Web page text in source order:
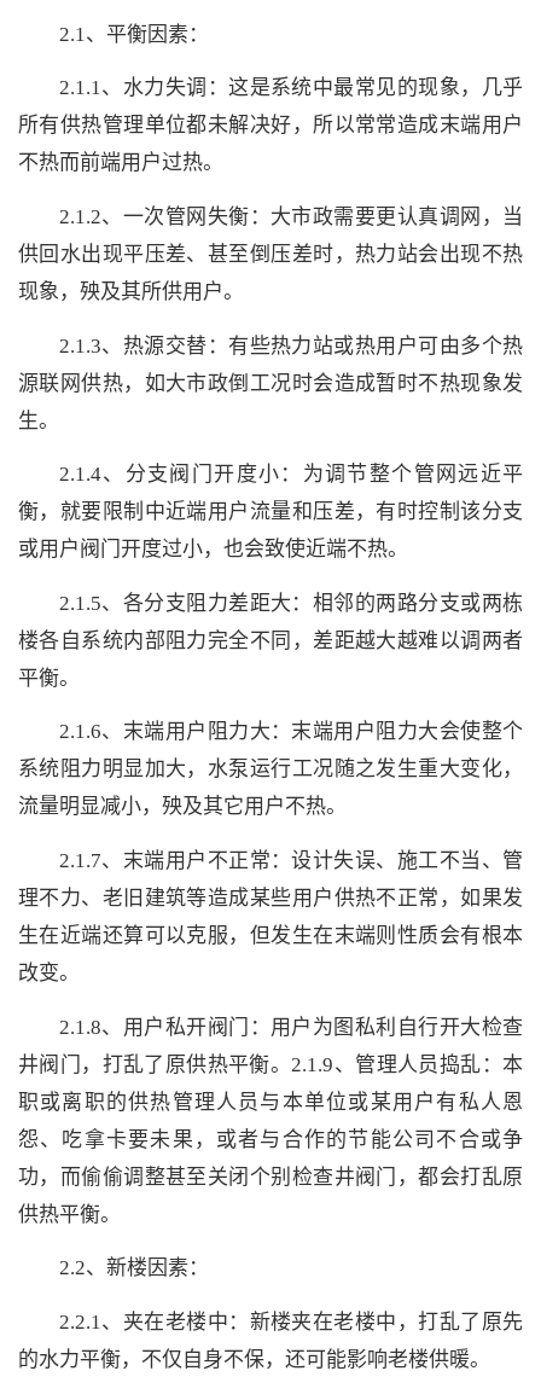
2.1、平衡因素：
2.1.1、水力失调：这是系统中最常见的现象，几乎
所有供热管理单位都未解决好，所以常常造成末端用户
不热而前端用户过热。
2.1.2、一次管网失衡：大市政需要更认真调网，当
供回水出现平压差、甚至倒压差时，热力站会出现不热
现象，殃及其所供用户。
2.1.3、热源交替：有些热力站或热用户可由多个热
源联网供热，如大市政倒工况时会造成暂时不热现象发
生。
2.1.4、分支阀门开度小：为调节整个管网远近平
衡，就要限制中近端用户流量和压差，有时控制该分支
或用户阀门开度过小，也会致使近端不热。
2.1.5、各分支阻力差距大：相邻的两路分支或两栋
楼各自系统内部阻力完全不同，差距越大越难以调两者
平衡。
2.1.6、末端用户阻力大：末端用户阻力大会使整个
系统阻力明显加大，水泵运行工况随之发生重大变化，
流量明显减小，殃及其它用户不热。
2.1.7、末端用户不正常：设计失误、施工不当、管
理不力、老旧建筑等造成某些用户供热不正常，如果发
生在近端还算可以克服，但发生在末端则性质会有根本
改变。
2.1.8、用户私开阀门：用户为图私利自行开大检查
井阀门，打乱了原供热平衡。2.1.9、管理人员捣乱：本
职或离职的供热管理人员与本单位或某用户有私人恩
怨、吃拿卡要未果，或者与合作的节能公司不合或争
功，而偷偷调整甚至关闭个别检查井阀门，都会打乱原
供热平衡。
2.2、新楼因素：
2.2.1、夹在老楼中：新楼夹在老楼中，打乱了原先
的水力平衡，不仅自身不保，还可能影响老楼供暖。